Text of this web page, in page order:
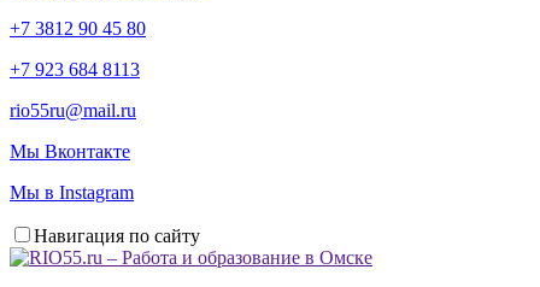
+7 3812 90 45 80
+7 923 684 8113
rio55ru@mail.ru
Мы Вконтакте
Мы в Instagram
Навигация по сайту